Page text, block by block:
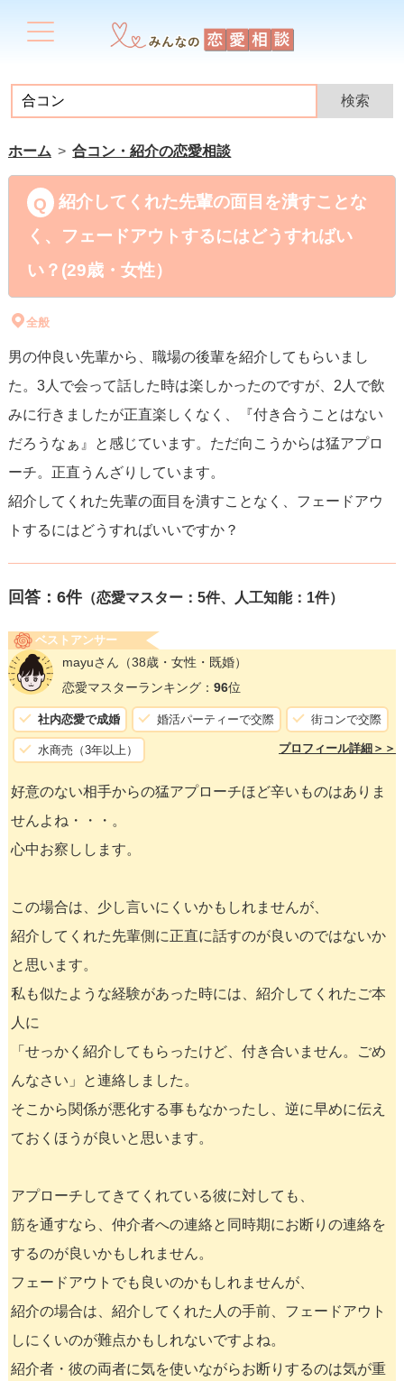
ホーム 合コン・紹介の恋愛相談
紹介してくれた先輩の面目を潰すことな
く、フェードアウトするにはどうすればい
い？(29歳・女性）
全般
男の仲良い先輩から、職場の後輩を紹介してもらいまし
た。3人で会って話した時は楽しかったのですが、2人で飲
みに行きましたが正直楽しくなく、『付き合うことはない
だろうなぁ』と感じています。ただ向こうからは猛アプロ
ーチ。正直うんざりしています。
紹介してくれた先輩の面目を潰すことなく、フェードアウ
トするにはどうすればいいですか？
回答： 6件（恋愛マスター：5件、人工知能：1件）
ベストアンサー
mayuさん （38歳・女性・既婚）
恋愛マスターランキング： 96位
社内恋愛で成婚 婚活パーティーで交際 街コンで交際
水商売（3年以上） プロフィール詳細＞＞
好意のない相手からの猛アプローチほど辛いものはありま
せんよね・・・。
心中お察しします。
この場合は、少し言いにくいかもしれませんが、
紹介してくれた先輩側に正直に話すのが良いのではないか
と思います。
私も似たような経験があった時には、紹介してくれたご本
人に
「せっかく紹介してもらったけど、付き合いません。ごめ
んなさい」と連絡しました。
そこから関係が悪化する事もなかったし、逆に早めに伝え
ておくほうが良いと思います。
アプローチしてきてくれている彼に対しても、
筋を通すなら、仲介者への連絡と同時期にお断りの連絡を
するのが良いかもしれません。
フェードアウトでも良いのかもしれませんが、
紹介の場合は、紹介してくれた人の手前、フェードアウト
しにくいのが難点かもしれないですよね。
紹介者・彼の両者に気を使いながらお断りするのは気が重